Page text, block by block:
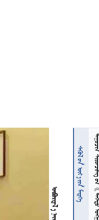
  